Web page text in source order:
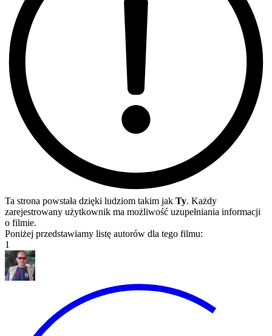
Ta strona powstała dzięki ludziom takim jak Ty. Każdy
zarejestrowany użytkownik ma możliwość uzupełniania informacji
o filmie.
Poniżej przedstawiamy listę autorów dla tego filmu:
1